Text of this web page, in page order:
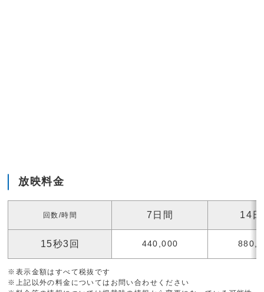
放映料金
回数/時間 7日間 14日
15秒3回 440,000
※表示金額はすべて税抜です
※上記以外の料金についてはお問い合わせください